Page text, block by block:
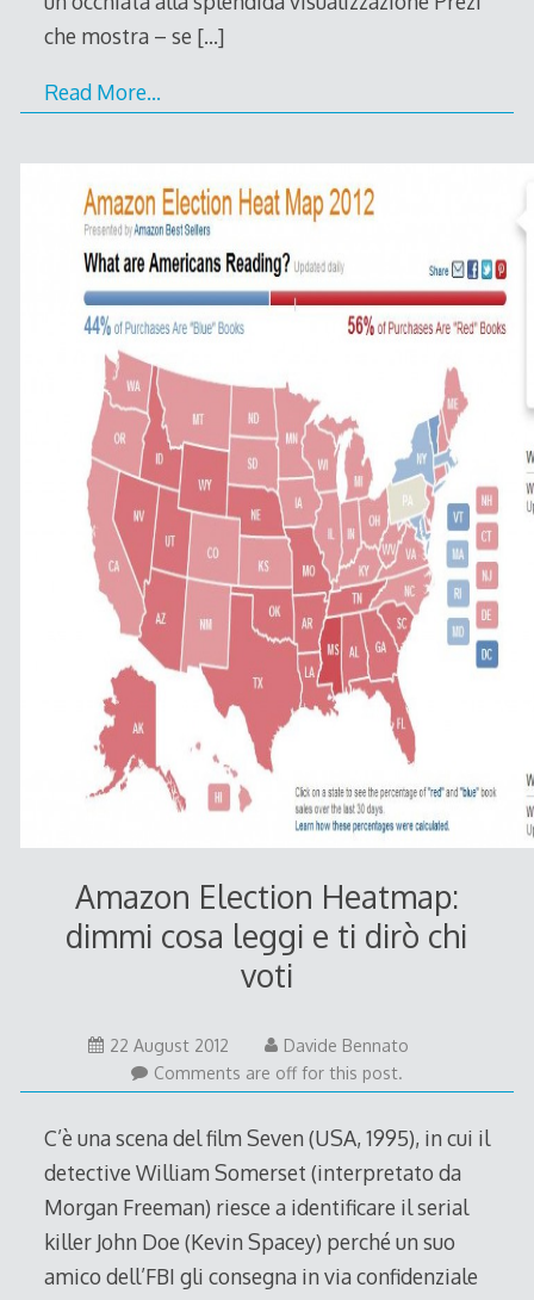
che mostra – se […]
Read More…
Amazon Election Heatmap:
dimmi cosa leggi e ti dirò chi
voti
22 August 2012
Davide Bennato
Comments are off for this post.
C’è una scena del film Seven (USA, 1995), in cui il
detective William Somerset (interpretato da
Morgan Freeman) riesce a identificare il serial
killer John Doe (Kevin Spacey) perché un suo
amico dell’FBI gli consegna in via confidenziale